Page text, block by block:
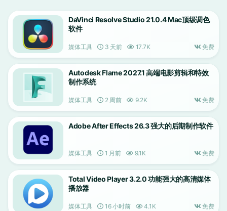
DaVinci Resolve Studio 21.0.4 Mac顶级调色
软件
媒体工具 3 天前 17.7K 免费
Autodesk Flame 2027.1 高端电影剪辑和特效
制作系统
媒体工具 2 周前 9.2K 免费
Adobe After Effects 26.3 强大的后期制作软件
媒体工具 1 月前 9.1K 免费
Total Video Player 3.2.0 功能强大的高清媒体
播放器
媒体工具 16 小时前 4.1K 免费